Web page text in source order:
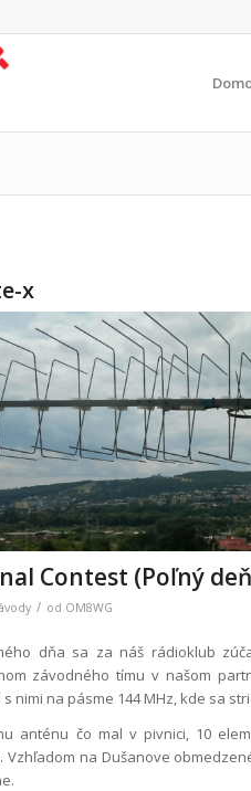
x
Contest (Poľný
/ od OM8WG
dňa sa za náš rádioklub
závodného tímu v našom
nimi na pásme 144 MHz, kde sa
anténu čo mal v pivnici, 10
Vzhľadom na Dušanove